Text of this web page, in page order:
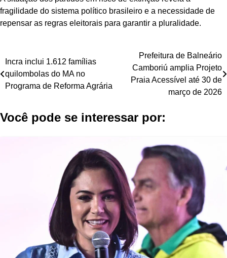
fragilidade do sistema político brasileiro e a necessidade de
repensar as regras eleitorais para garantir a pluralidade.
Navegação
de
Post
Incra inclui 1.612 famílias
quilombolas do MA no
Programa de Reforma Agrária
Prefeitura de Balneário
Camboriú amplia Projeto
Praia Acessível até 30 de
março de 2026
Você pode se interessar por: